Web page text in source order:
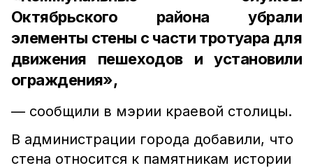
Октябрьского района убрали
элементы стены с части тротуара для
движения пешеходов и установили
ограждения»,
— сообщили в мэрии краевой столицы.
В администрации города добавили, что
стена относится к памятникам истории